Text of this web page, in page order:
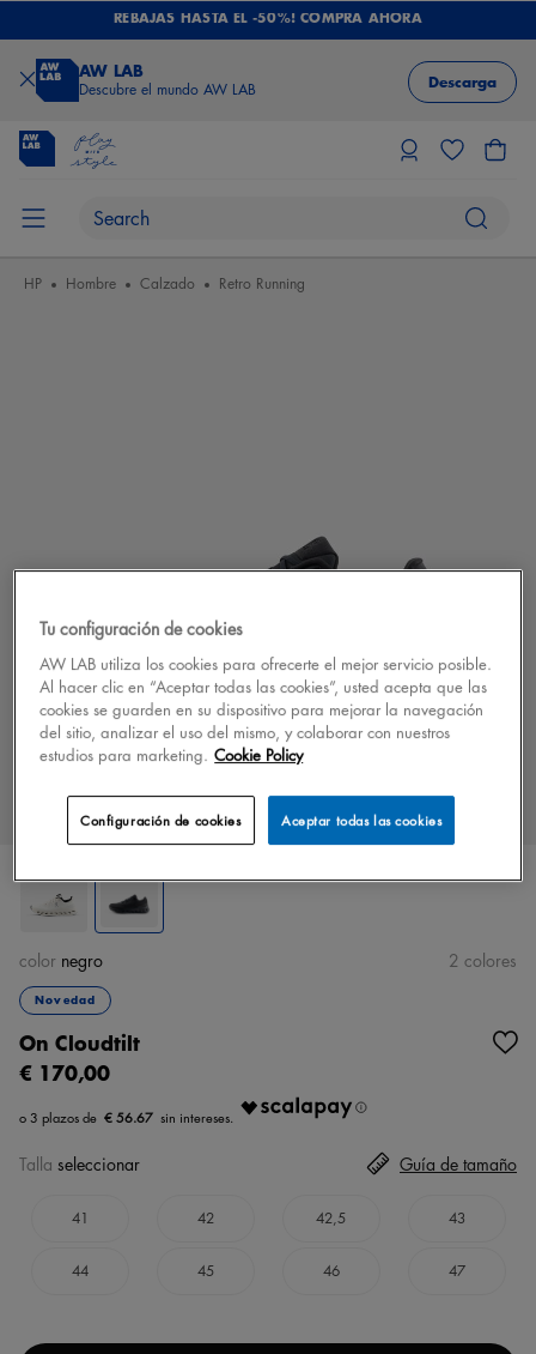
REBAJAS HASTA EL -50%! COMPRA AHORA
AW LAB
Descubre el mundo AW LAB Descarga
HP Hombre Calzado Retro Running
Novedad
On Cloudtilt
€ 170,00
€ 56.67
color negro 2 colores
Talla seleccionar
41 42 42,5 43
44 45 46 47
Guía de tamaño
Tu configuración de cookies
AW LAB utiliza los cookies para ofrecerte el mejor servicio posible.
Al hacer clic en “Aceptar todas las cookies”, usted acepta que las
cookies se guarden en su dispositivo para mejorar la navegación
del sitio, analizar el uso del mismo, y colaborar con nuestros
estudios para marketing. Cookie Policy
Aceptar todas las cookies
Configuración de cookies